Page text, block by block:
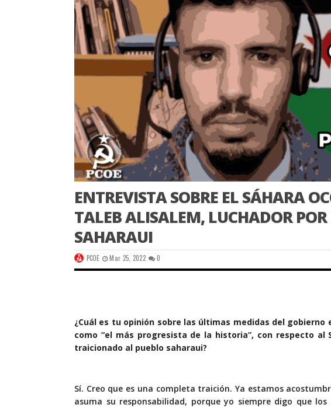
ENTREVISTA SOBRE EL SÁHARA
TALEB ALISALEM, LUCHADOR
SAHARAUI
PCOE Mar 25, 2022 0
¿Cuál es tu opinión sobre las últimas medidas del gobierno
como “el más progresista de la historia”, con respecto al
traicionado al pueblo saharaui?
Sí. Creo que es una completa traición. Ya estamos
asuma su responsabilidad, porque yo siempre digo que